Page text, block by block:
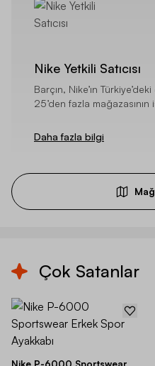
Nike Yetkili Satıcısı
Barçın, Nike’ın
25’den fazla
Daha fazla bilgi
Çok Satanlar